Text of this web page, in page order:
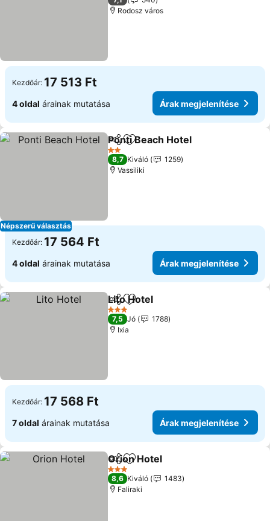
Rodosz város
Kezdőár: 17 513 Ft
4 oldal árainak mutatása Árak megjelenítése
Népszerű választás
Megosztás
Hozzáadás a kedvencekhez
Ponti Beach Hotel
2 Kategória
8,7 Kiváló
1259
Vassiliki
Kezdőár: 17 564 Ft
4 oldal árainak mutatása Árak megjelenítése
Megosztás
Hozzáadás a kedvencekhez
Lito Hotel
3 Kategória
7,5 Jó
1788
Ixia
Kezdőár: 17 568 Ft
7 oldal árainak mutatása Árak megjelenítése
Megosztás
Hozzáadás a kedvencekhez
Orion Hotel
3 Kategória
8,6 Kiváló
1483
Faliraki